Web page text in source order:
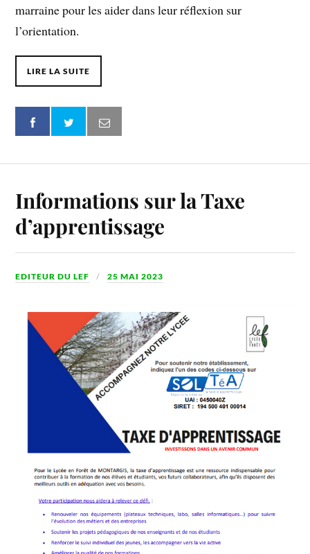
marraine pour les aider dans leur réflexion sur
l’orientation.
LIRE LA SUITE
Informations sur la Taxe
d’apprentissage
EDITEUR DU LEF 25 MAI 2023